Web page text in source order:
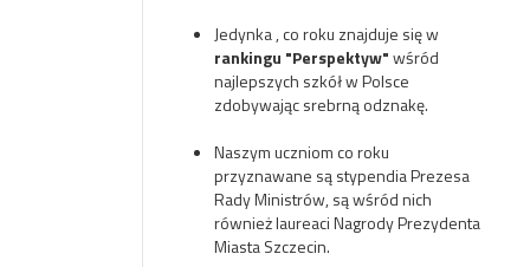
Jedynka , co roku znajduje się w
rankingu "Perspektyw"wśród
najlepszych szkół w Polsce
zdobywając srebrną odznakę.
Naszym uczniom co roku
przyznawane są stypendia Prezesa
Rady Ministrów, są wśród nich
również laureaci Nagrody Prezydenta
Miasta Szczecin.